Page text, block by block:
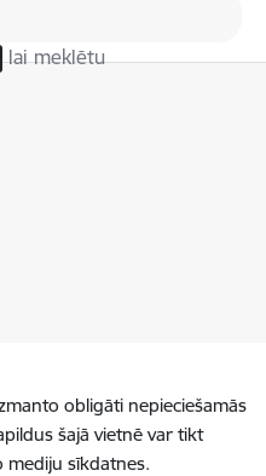
lai meklētu
obligāti nepieciešamās
šajā vietnē var tikt
mediju sīkdatnes.